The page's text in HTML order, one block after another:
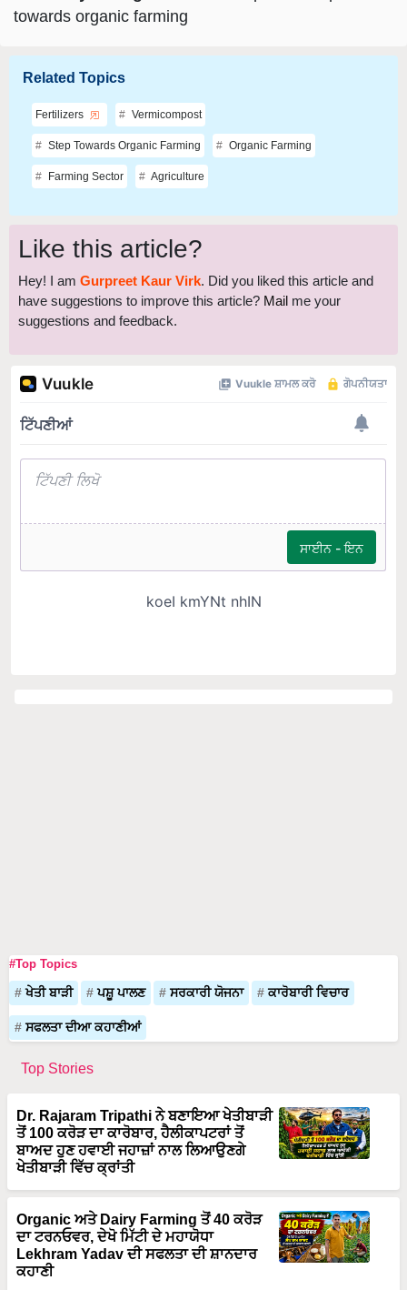
towards organic farming
Related Topics
Fertilizers Vermicompost
Step Towards Organic Farming Organic Farming
Farming Sector Agriculture
Like this article?
Hey! I am Gurpreet Kaur Virk. Did you liked this article and
have suggestions to improve this article? Mail me your
suggestions and feedback.
#Top Topics
ਖੇਤੀ ਬਾੜੀ ਪਸ਼ੂ ਪਾਲਣ ਸਰਕਾਰੀ ਯੋਜਨਾ ਕਾਰੋਬਾਰੀ ਵਿਚਾਰ
ਸਫਲਤਾ ਦੀਆ ਕਹਾਣੀਆਂ
Top Stories
Dr. Rajaram Tripathi ਨੇ ਬਣਾਇਆ ਖੇਤੀਬਾੜੀ
ਤੋਂ 100 ਕਰੋੜ ਦਾ ਕਾਰੋਬਾਰ, ਹੈਲੀਕਾਪਟਰਾਂ ਤੋਂ
ਬਾਅਦ ਹੁਣ ਹਵਾਈ ਜਹਾਜ਼ਾਂ ਨਾਲ ਲਿਆਉਣਗੇ
ਖੇਤੀਬਾੜੀ ਵਿੱਚ ਕ੍ਰਾਂਤੀ
Organic ਅਤੇ Dairy Farming ਤੋਂ 40 ਕਰੋੜ
ਦਾ ਟਰਨਓਵਰ, ਦੇਖੋ ਮਿੱਟੀ ਦੇ ਮਹਾਯੋਧਾ
Lekhram Yadav ਦੀ ਸਫਲਤਾ ਦੀ ਸ਼ਾਨਦਾਰ
ਕਹਾਣੀ